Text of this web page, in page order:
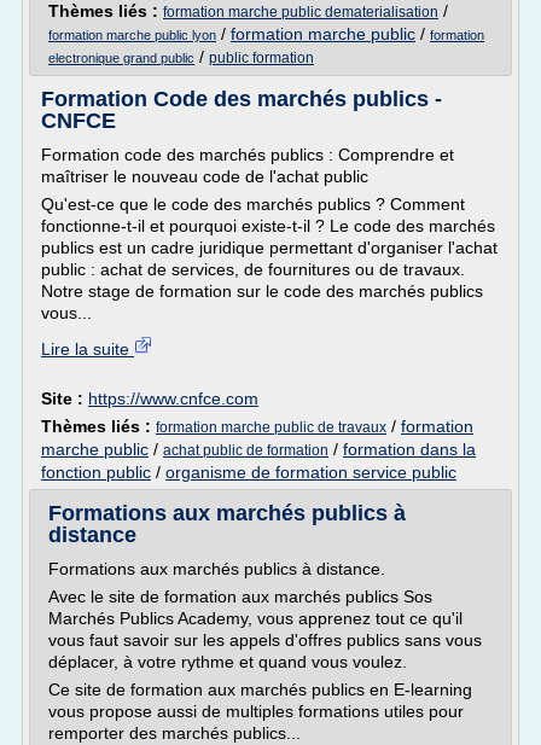
Thèmes liés : formation marche public dematerialisation /
formation marche public lyon / formation marche public / formation
electronique grand public / public formation
Formation Code des marchés publics -
CNFCE
Formation code des marchés publics : Comprendre et
maîtriser le nouveau code de l'achat public
Qu'est-ce que le code des marchés publics ? Comment
fonctionne-t-il et pourquoi existe-t-il ? Le code des marchés
publics est un cadre juridique permettant d'organiser l'achat
public : achat de services, de fournitures ou de travaux.
Notre stage de formation sur le code des marchés publics
vous...
Lire la suite
Site : https://www.cnfce.com
Thèmes liés : formation marche public de travaux / formation
marche public / achat public de formation / formation dans la
fonction public / organisme de formation service public
Formations aux marchés publics à
distance
Formations aux marchés publics à distance.
Avec le site de formation aux marchés publics Sos
Marchés Publics Academy, vous apprenez tout ce qu'il
vous faut savoir sur les appels d'offres publics sans vous
déplacer, à votre rythme et quand vous voulez.
Ce site de formation aux marchés publics en E-learning
vous propose aussi de multiples formations utiles pour
remporter des marchés publics...